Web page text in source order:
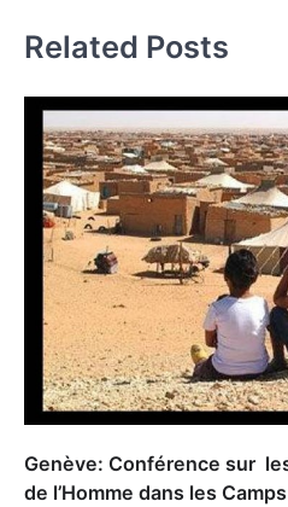
Related Posts
Genève: Conférence sur
de l’Homme dans les